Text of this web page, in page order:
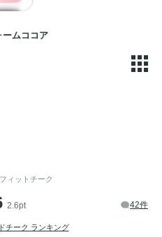
ームココア
ィットチーク
2.6pt 42件
チーク ランキング